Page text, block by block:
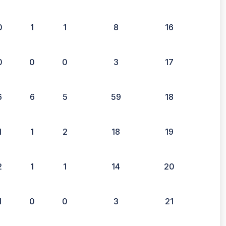
1 1 8 16
0 0 3 17
6 5 59 18
1 2 18 19
1 1 14 20
0 0 3 21